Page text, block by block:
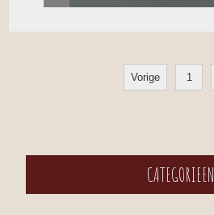
Vorige 1
CATEGORIEEN